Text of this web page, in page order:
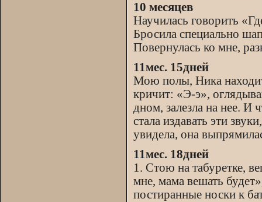
10 месяцев
Научилась говорить
Бросила специально
Повернулась ко мне,
11мес. 15дней
Мою полы, Ника
кричит: «Э-э»,
дном, залезла на нее. И
стала издавать эти
увидела, она
11мес. 18дней
1. Стою на табуретке,
мне, мама вешать
постиранные носки к